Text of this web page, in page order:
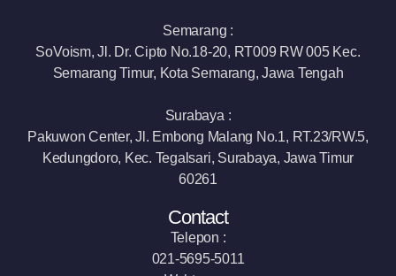
Semarang :
SoVoism, Jl. Dr. Cipto No.18-20, RT009 RW 005 Kec.
Semarang Timur, Kota Semarang, Jawa Tengah
Surabaya :
Pakuwon Center, Jl. Embong Malang No.1, RT.23/RW.5,
Kedungdoro, Kec. Tegalsari, Surabaya, Jawa Timur
60261
Contact
Telepon :
021-5695-5011